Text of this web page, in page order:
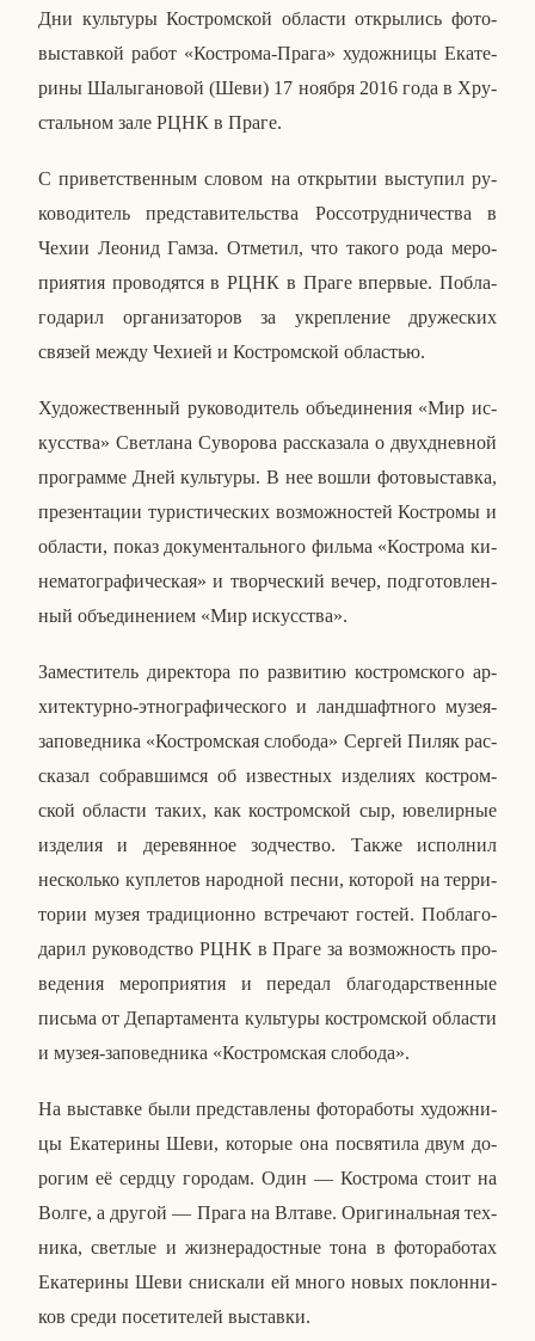
Дни куль­ту­ры Ко­стром­ской об­ла­сти от­кры­лись фо­то­
вы­став­кой работ «Ко­стро­ма-Прага» ху­дож­ни­цы Ека­те­
ри­ны Ша­лы­га­но­вой (Шеви) 17 ноября 2016 года в Хру­
сталь­ном зале РЦНК в Праге.
С при­вет­ствен­ным словом на от­кры­тии вы­сту­пил ру­
ко­во­ди­тель пред­ста­ви­тель­ства Рос­со­труд­ни­че­ства в
Чехии Леонид Гамза. От­ме­тил, что такого рода ме­ро­
при­я­тия про­во­дят­ся в РЦНК в Праге впер­вые. По­бла­
го­да­рил ор­га­ни­за­то­ров за укреп­ле­ние дру­же­ских
связей между Чехией и Ко­стром­ской об­ла­стью.
Ху­до­же­ствен­ный ру­ко­во­ди­тель объ­еди­не­ния «Мир ис­
кус­ства» Свет­ла­на Су­во­ро­ва рас­ска­за­ла о двух­днев­ной
про­грам­ме Дней куль­ту­ры. В нее вошли фо­то­вы­став­ка,
пре­зен­та­ции ту­ри­сти­че­ских воз­мож­но­стей Ко­стро­мы и
об­ла­сти, показ до­ку­мен­таль­но­го фильма «Ко­стро­ма ки­
не­ма­то­гра­фи­че­ская» и твор­че­ский вечер, под­го­тов­лен­
ный объ­еди­не­ни­ем «Мир ис­кус­ства».
За­ме­сти­тель ди­рек­то­ра по раз­ви­тию ко­стром­ско­го ар­
хи­тек­тур­но-эт­но­гра­фи­че­ско­го и ланд­шафт­но­го музея-
за­по­вед­ни­ка «Ко­стром­ская сло­бо­да» Сергей Пиляк рас­
ска­зал со­брав­шим­ся об из­вест­ных из­де­ли­ях ко­стром­
ской об­ла­сти таких, как ко­стром­ской сыр, юве­лир­ные
из­де­лия и де­ре­вян­ное зод­че­ство. Также ис­пол­нил
несколь­ко куп­ле­тов на­род­ной песни, ко­то­рой на тер­ри­
то­рии музея тра­ди­ци­он­но встре­ча­ют гостей. По­бла­го­
да­рил ру­ко­вод­ство РЦНК в Праге за воз­мож­ность про­
ве­де­ния ме­ро­при­я­тия и пе­ре­дал бла­го­дар­ствен­ные
письма от Де­пар­та­мен­та куль­ту­ры ко­стром­ской об­ла­сти
и музея-за­по­вед­ни­ка «Ко­стром­ская сло­бо­да».
На вы­став­ке были пред­став­ле­ны фо­то­ра­бо­ты ху­дож­ни­
цы Ека­те­ри­ны Шеви, ко­то­рые она по­свя­ти­ла двум до­
ро­гим её сердцу го­ро­дам. Один — Ко­стро­ма стоит на
Волге, а другой — Прага на Влтаве. Ори­ги­наль­ная тех­
ни­ка, свет­лые и жиз­не­ра­дост­ные тона в фо­то­ра­бо­тах
Ека­те­ри­ны Шеви снис­ка­ли ей много новых по­клон­ни­
ков среди по­се­ти­те­лей вы­став­ки.